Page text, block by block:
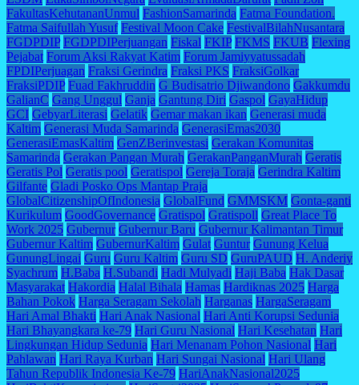
FakultasKehutananUnmul FashionSamarinda Fatma Foundation.
Fatma Saifullah Yusuf Festival Moon Cake FestivalBilahNusantara
FGDPDIP FGDPDIPerjuangan Fiskal FKIP FKMS FKUB Flexing
Pejabat Forum Aksi Rakyat Katim Forum Jamiyyatussadah
FPDIPerjuagan Fraksi Gerindra Fraksi PKS FraksiGolkar
FraksiPDIP Fuad Fakhruddin G Budisatrio Djiwandono Gakkumdu
GalianC Gang Unggul Ganja Gantung Diri Gaspol GayaHidup
GCI GebyarLiterasi Gelatik Gemar makan ikan Generasi muda
Kaltim Generasi Muda Samarinda GenerasiEmas2030
GenerasiEmasKaltim GenZBerinvestasi Gerakan Komunitas
Samarinda Gerakan Pangan Murah GerakanPanganMurah Geratis
Geratis Pol Geratis pool Geratispol Gereja Toraja Gerindra Kaltim
Gilfante Gladi Posko Ops Mantap Praja
GlobalCitizenshipOfIndonesia GlobalFund GMMSKM Gonta-ganti
Kurikulum GoodGovernance Gratispol Gratispoll Great Place To
Work 2025 Gubernur Gubernur Baru Gubernur Kalimantan Timur
Gubernur Kaltim GubernurKaltim Gulat Guntur Gunung Kelua
GunungLingai Guru Guru Kaltim Guru SD GuruPAUD H. Anderiy
Syachrum H.Baba H.Subandi Hadi Mulyadi Haji Baba Hak Dasar
Masyarakat Hakordia Halal Bihala Hamas Hardiknas 2025 Harga
Bahan Pokok Harga Seragam Sekolah Harganas HargaSeragam
Hari Amal Bhakti Hari Anak Nasional Hari Anti Korupsi Sedunia
Hari Bhayangkara ke-79 Hari Guru Nasional Hari Kesehatan Hari
Lingkungan Hidup Sedunia Hari Menanam Pohon Nasional Hari
Pahlawan Hari Raya Kurban Hari Sungai Nasional Hari Ulang
Tahun Republik Indonesia Ke-79 HariAnakNasional2025